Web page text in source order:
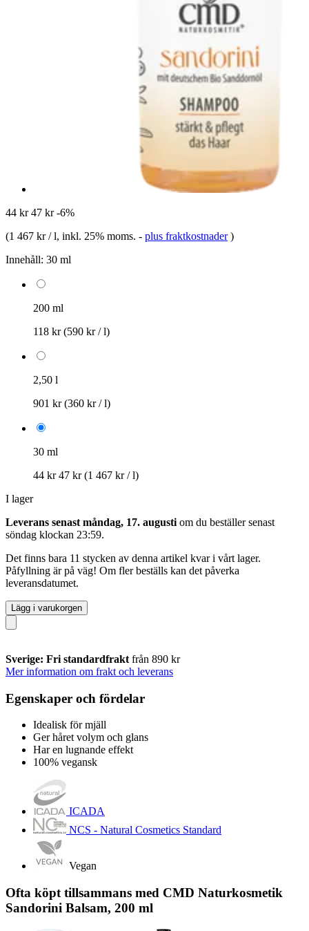
44 kr 47 kr -6%
(1 467 kr / l, inkl. 25% moms. - plus fraktkostnader )
Innehåll: 30 ml
200 ml
118 kr(590 kr / l)
2,50 l
901 kr(360 kr / l)
30 ml
44 kr47 kr (1 467 kr / l)
I lager
Leverans senast måndag, 17. augusti om du beställer senast
söndag klockan 23:59.
Det finns bara 11 stycken av denna artikel kvar i vårt lager.
Påfyllning är på väg! Om fler beställs kan det påverka
leveransdatumet.
Lägg i varukorgen
Sverige: Fri standardfrakt från 890 kr
Mer information om frakt och leverans
Egenskaper och fördelar
Idealisk för mjäll
Ger håret volym och glans
Har en lugnande effekt
100% vegansk
ICADA
NCS - Natural Cosmetics Standard
Vegan
Ofta köpt tillsammans med CMD Naturkosmetik
Sandorini Balsam, 200 ml